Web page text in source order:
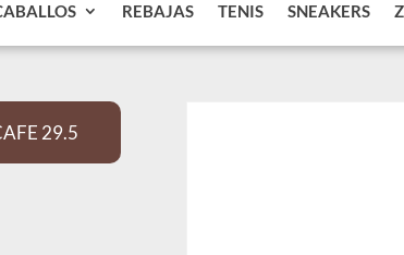
REBAJAS TENIS SNEAKERS
29.5